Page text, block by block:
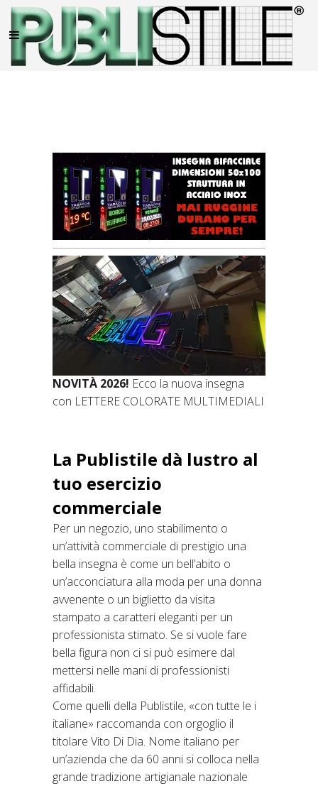
NOVITÀ 2026! Ecco la nuova insegna
con LETTERE COLORATE MULTIMEDIALI
La Publistile dà lustro al
tuo esercizio
commerciale
Per un negozio, uno stabilimento o
un’attività commerciale di prestigio una
bella insegna è come un bell’abito o
un’acconciatura alla moda per una donna
avvenente o un biglietto da visita
stampato a caratteri eleganti per un
professionista stimato. Se si vuole fare
bella figura non ci si può esimere dal
mettersi nelle mani di professionisti
affidabili.
Come quelli della Publistile, «con tutte le i
italiane» raccomanda con orgoglio il
titolare Vito Di Dia. Nome italiano per
un’azienda che da 60 anni si colloca nella
grande tradizione artigianale nazionale